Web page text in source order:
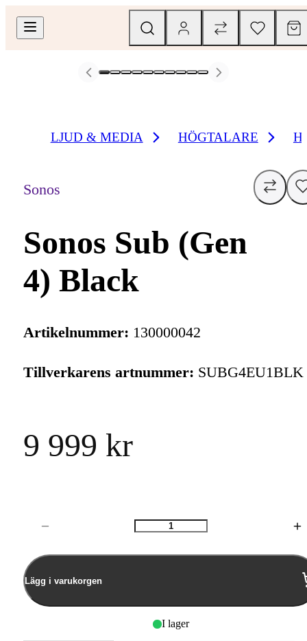
LJUD & MEDIA HÖGTALARE
Sonos
Sonos Sub (Gen
4) Black
Artikelnummer: 130000042
Tillverkarens artnummer: SUBG4EU1BLK
9 999 kr
Antal
Lägg i varukorgen
I lager